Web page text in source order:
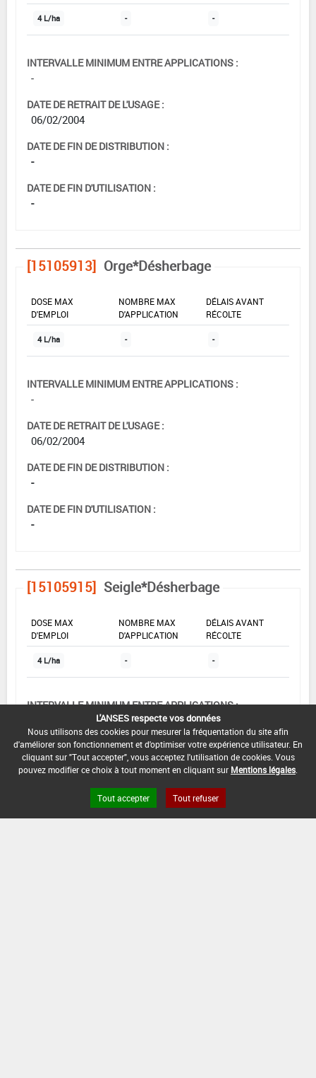
4 L/ha - -
INTERVALLE MINIMUM ENTRE APPLICATIONS :
-
DATE DE RETRAIT DE L'USAGE :
06/02/2004
DATE DE FIN DE DISTRIBUTION :
-
DATE DE FIN D'UTILISATION :
-
[15105913] Orge*Désherbage
DOSE MAX
D'EMPLOI
NOMBRE MAX
D'APPLICATION
DÉLAIS AVANT
RÉCOLTE
4 L/ha - -
INTERVALLE MINIMUM ENTRE APPLICATIONS :
-
DATE DE RETRAIT DE L'USAGE :
06/02/2004
DATE DE FIN DE DISTRIBUTION :
-
DATE DE FIN D'UTILISATION :
-
[15105915] Seigle*Désherbage
DOSE MAX
D'EMPLOI
NOMBRE MAX
D'APPLICATION
DÉLAIS AVANT
RÉCOLTE
4 L/ha - -
INTERVALLE MINIMUM ENTRE APPLICATIONS :
DATE DE RETRAIT DE L'USAGE :
06/02/2004
DATE DE FIN DE DISTRIBUTION :
L'ANSES respecte vos données
Nous utilisons des cookies pour mesurer la fréquentation du site afin
d'améliorer son fonctionnement et d'optimiser votre expérience utilisateur. En
cliquant sur "Tout accepter", vous acceptez l'utilisation de cookies. Vous
pouvez modifier ce choix à tout moment en cliquant sur Mentions légales
Tout accepter Tout refuser